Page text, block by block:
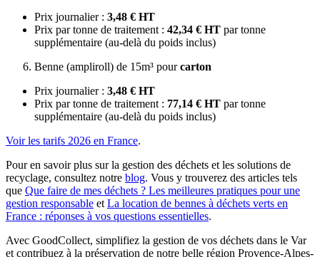
Prix journalier : 3,48 € HT
Prix par tonne de traitement : 42,34 € HT par tonne
supplémentaire (au-delà du poids inclus)
Benne (ampliroll) de 15m³ pourcarton
Prix journalier : 3,48 € HT
Prix par tonne de traitement : 77,14 € HT par tonne
supplémentaire (au-delà du poids inclus)
Voir les tarifs 2026 en France.
Pour en savoir plus sur la gestion des déchets et les solutions de
recyclage, consultez notre blog. Vous y trouverez des articles tels
que Que faire de mes déchets ? Les meilleures pratiques pour une
gestion responsable etLa location de bennes à déchets verts en
France : réponses à vos questions essentielles.
Avec GoodCollect, simplifiez la gestion de vos déchets dans le Var
et contribuez à la préservation de notre belle région Provence-Alpes-